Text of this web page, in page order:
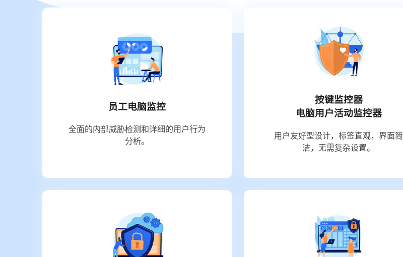
员工电脑监控
全面的内部威胁检测和详细的用户行为
分析。
按键监控器
电脑用户活动监控器
用户友好型设计，标签直观，界面简
洁，无需复杂设置。